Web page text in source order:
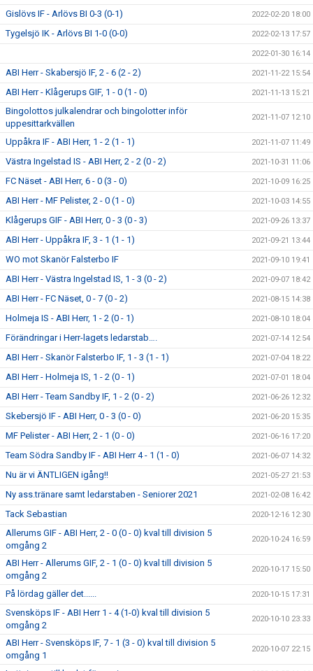
Gislövs IF - Arlövs BI 0-3 (0-1) 2022-02-20 18:00
Tygelsjö IK - Arlövs BI 1-0 (0-0) 2022-02-13 17:57
2022-01-30 16:14
ABI Herr - Skabersjö IF, 2 - 6 (2 - 2) 2021-11-22 15:54
ABI Herr - Klågerups GIF, 1 - 0 (1 - 0) 2021-11-13 15:21
Bingolottos julkalendrar och bingolotter inför
uppesittarkvällen
2021-11-07 12:10
Uppåkra IF - ABI Herr, 1 - 2 (1 - 1) 2021-11-07 11:49
Västra Ingelstad IS - ABI Herr, 2 - 2 (0 - 2) 2021-10-31 11:06
FC Näset - ABI Herr, 6 - 0 (3 - 0) 2021-10-09 16:25
ABI Herr - MF Pelister, 2 - 0 (1 - 0) 2021-10-03 14:55
Klågerups GIF - ABI Herr, 0 - 3 (0 - 3) 2021-09-26 13:37
ABI Herr - Uppåkra IF, 3 - 1 (1 - 1) 2021-09-21 13:44
WO mot Skanör Falsterbo IF 2021-09-10 19:41
ABI Herr - Västra Ingelstad IS, 1 - 3 (0 - 2) 2021-09-07 18:42
ABI Herr - FC Näset, 0 - 7 (0 - 2) 2021-08-15 14:38
Holmeja IS - ABI Herr, 1 - 2 (0 - 1) 2021-08-10 18:04
Förändringar i Herr-lagets ledarstab…. 2021-07-14 12:54
ABI Herr - Skanör Falsterbo IF, 1 - 3 (1 - 1) 2021-07-04 18:22
ABI Herr - Holmeja IS, 1 - 2 (0 - 1) 2021-07-01 18:04
ABI Herr - Team Sandby IF, 1 - 2 (0 - 2) 2021-06-26 12:32
Skebersjö IF - ABI Herr, 0 - 3 (0 - 0) 2021-06-20 15:35
MF Pelister - ABI Herr, 2 - 1 (0 - 0) 2021-06-16 17:20
Team Södra Sandby IF - ABI Herr 4 - 1 (1 - 0) 2021-06-07 14:32
Nu är vi ÄNTLIGEN igång!! 2021-05-27 21:53
Ny ass.tränare samt ledarstaben - Seniorer 2021 2021-02-08 16:42
Tack Sebastian 2020-12-16 12:30
Allerums GIF - ABI Herr, 2 - 0 (0 - 0) kval till division 5
omgång 2
2020-10-24 16:59
ABI Herr - Allerums GIF, 2 - 1 (0 - 0) kval till division 5
omgång 2
2020-10-17 15:50
På lördag gäller det...... 2020-10-15 17:31
Svensköps IF - ABI Herr 1 - 4 (1-0) kval till division 5
omgång 2
2020-10-10 23:33
ABI Herr - Svensköps IF, 7 - 1 (3 - 0) kval till division 5
omgång 1
2020-10-07 22:15